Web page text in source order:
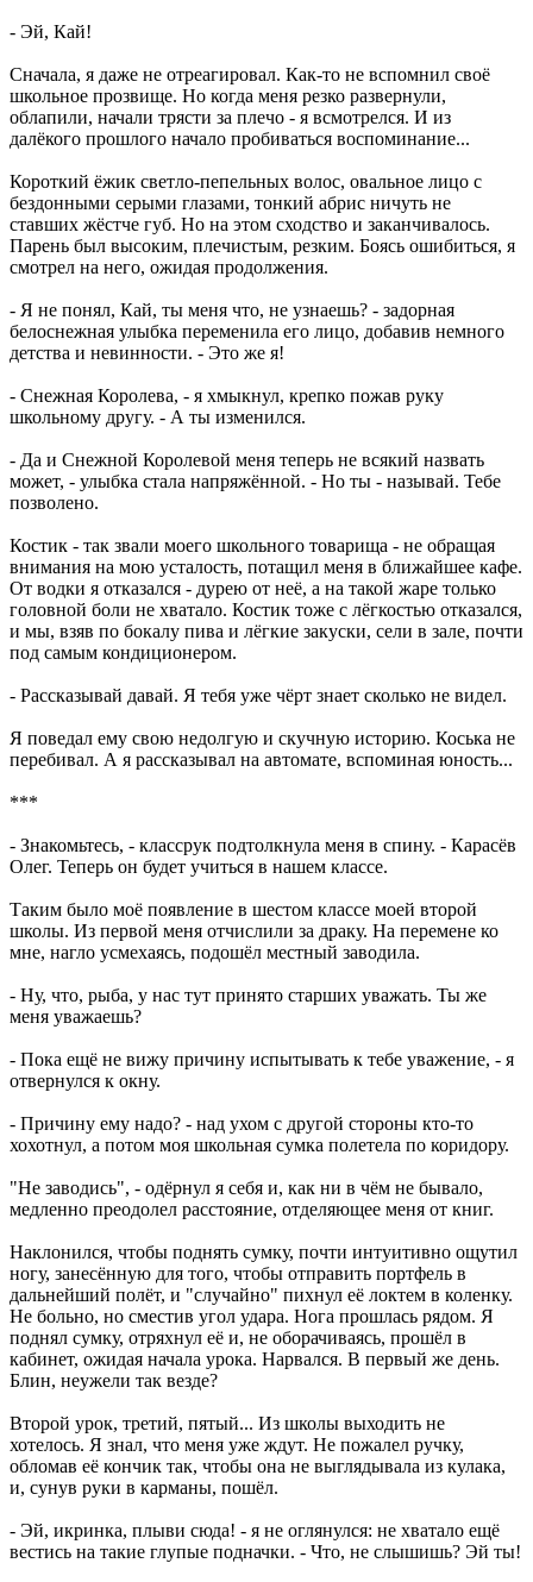
- Эй, Кай!
Сначала, я даже не отреагировал. Как-то не вспомнил своё
школьное прозвище. Но когда меня резко развернули,
облапили, начали трясти за плечо - я всмотрелся. И из
далёкого прошлого начало пробиваться воспоминание...
Короткий ёжик светло-пепельных волос, овальное лицо с
бездонными серыми глазами, тонкий абрис ничуть не
ставших жёстче губ. Но на этом сходство и заканчивалось.
Парень был высоким, плечистым, резким. Боясь ошибиться, я
смотрел на него, ожидая продолжения.
- Я не понял, Кай, ты меня что, не узнаешь? - задорная
белоснежная улыбка переменила его лицо, добавив немного
детства и невинности. - Это же я!
- Снежная Королева, - я хмыкнул, крепко пожав руку
школьному другу. - А ты изменился.
- Да и Снежной Королевой меня теперь не всякий назвать
может, - улыбка стала напряжённой. - Но ты - называй. Тебе
позволено.
Костик - так звали моего школьного товарища - не обращая
внимания на мою усталость, потащил меня в ближайшее кафе.
От водки я отказался - дурею от неё, а на такой жаре только
головной боли не хватало. Костик тоже с лёгкостью отказался,
и мы, взяв по бокалу пива и лёгкие закуски, сели в зале, почти
под самым кондиционером.
- Рассказывай давай. Я тебя уже чёрт знает сколько не видел.
Я поведал ему свою недолгую и скучную историю. Коська не
перебивал. А я рассказывал на автомате, вспоминая юность...
***
- Знакомьтесь, - классрук подтолкнула меня в спину. - Карасёв
Олег. Теперь он будет учиться в нашем классе.
Таким было моё появление в шестом классе моей второй
школы. Из первой меня отчислили за драку. На перемене ко
мне, нагло усмехаясь, подошёл местный заводила.
- Ну, что, рыба, у нас тут принято старших уважать. Ты же
меня уважаешь?
- Пока ещё не вижу причину испытывать к тебе уважение, - я
отвернулся к окну.
- Причину ему надо? - над ухом с другой стороны кто-то
хохотнул, а потом моя школьная сумка полетела по коридору.
"Не заводись", - одёрнул я себя и, как ни в чём не бывало,
медленно преодолел расстояние, отделяющее меня от книг.
Наклонился, чтобы поднять сумку, почти интуитивно ощутил
ногу, занесённую для того, чтобы отправить портфель в
дальнейший полёт, и "случайно" пихнул её локтем в коленку.
Не больно, но сместив угол удара. Нога прошлась рядом. Я
поднял сумку, отряхнул её и, не оборачиваясь, прошёл в
кабинет, ожидая начала урока. Нарвался. В первый же день.
Блин, неужели так везде?
Второй урок, третий, пятый... Из школы выходить не
хотелось. Я знал, что меня уже ждут. Не пожалел ручку,
обломав её кончик так, чтобы она не выглядывала из кулака,
и, сунув руки в карманы, пошёл.
- Эй, икринка, плыви сюда! - я не оглянулся: не хватало ещё
вестись на такие глупые подначки. - Что, не слышишь? Эй ты!